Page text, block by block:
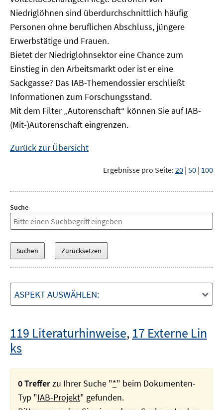
Niedriglöhnen sind überdurchschnittlich häufig
Personen ohne beruflichen Abschluss, jüngere
Erwerbstätige und Frauen.
Bietet der Niedriglohnsektor eine Chance zum
Einstieg in den Arbeitsmarkt oder ist er eine
Sackgasse? Das IAB-Themendossier erschließt
Informationen zum Forschungsstand.
Mit dem Filter „Autorenschaft“ können Sie auf IAB-
(Mit-)Autorenschaft eingrenzen.
Zurück zur Übersicht
Ergebnisse pro Seite: 20 | 50 | 100
Suche
ASPEKT AUSWÄHLEN:
119 Literaturhinweise, 17 Externe Lin
ks
0 Trefferzu Ihrer Suche "*" beim Dokumenten-
Typ "IAB-Projekt" gefunden.